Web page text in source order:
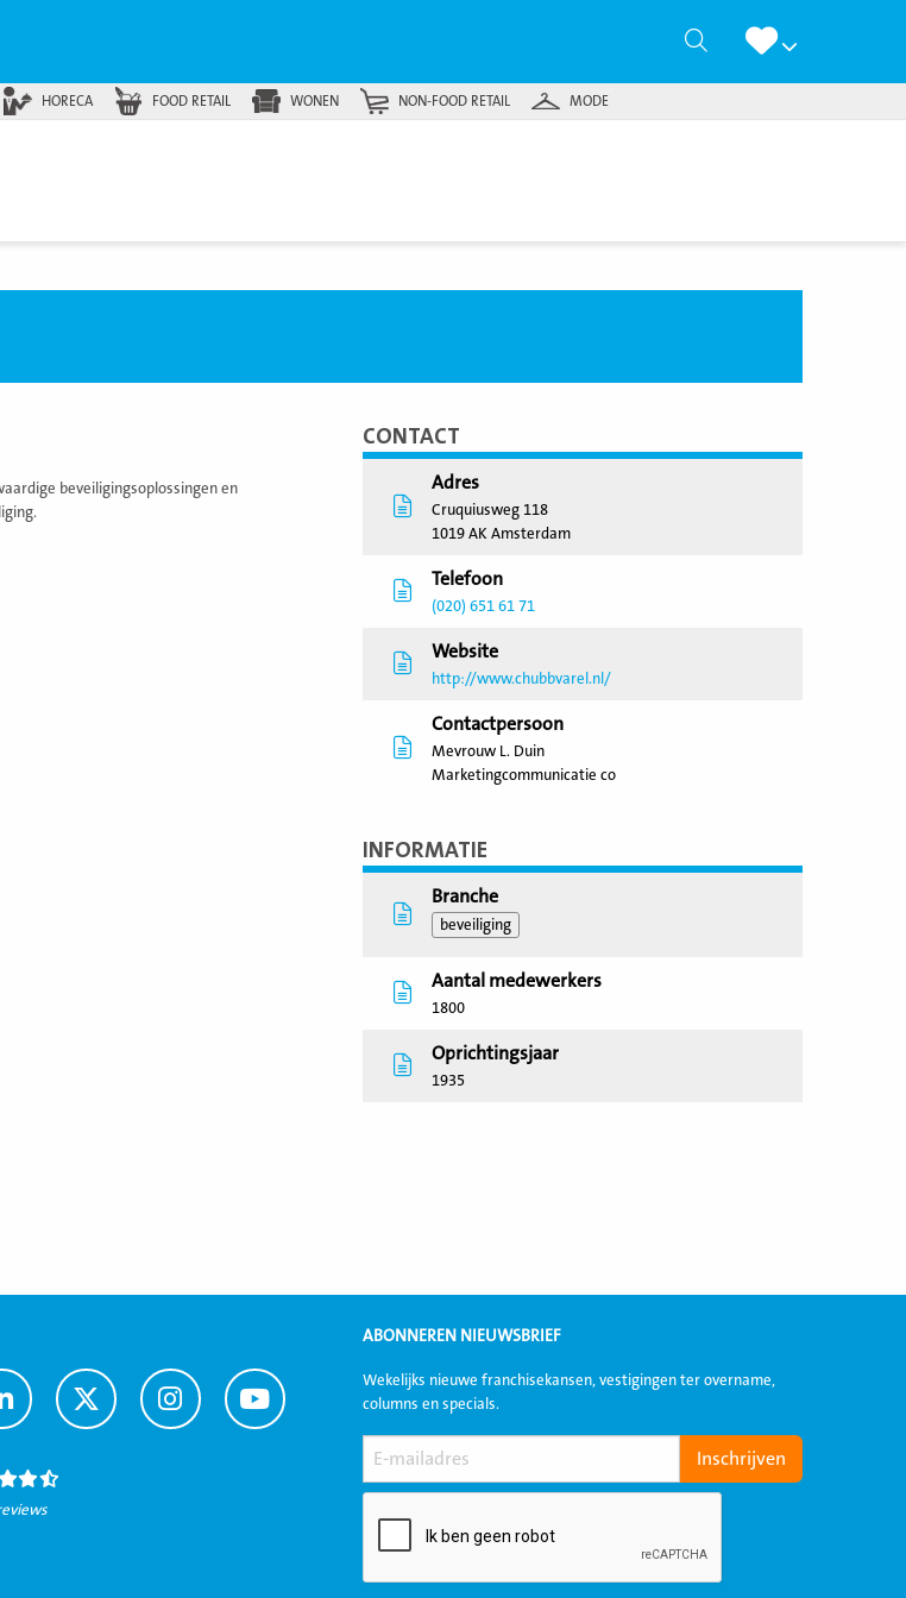
Zoeken
HORECA FOOD RETAIL WONEN NON-FOOD RETAIL MODE
beveiligingsoplossingen en
CONTACT
Adres
Cruquiusweg 118
1019 AK Amsterdam
Telefoon
(020) 651 61 71
Website
http://www.chubbvarel.nl/
Contactpersoon
Mevrouw L. Duin
Marketingcommunicatie co
INFORMATIE
Branche
beveiliging
Aantal medewerkers
1800
Oprichtingsjaar
1935
Ga
naar
Ga
naar
Ga
naar
ABONNEREN NIEUWSBRIEF
Wekelijks nieuwe franchisekansen, vestigingen ter overname,
columns en specials.